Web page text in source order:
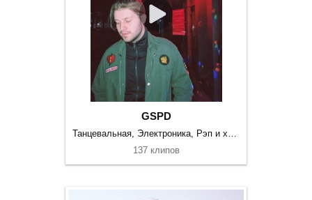
GSPD
Танцевальная, Электроника, Рэп и хип-хоп
137 клипов